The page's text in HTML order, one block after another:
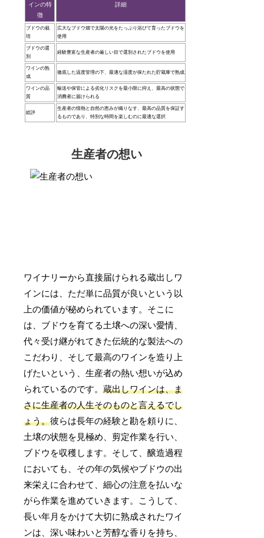
インの特
徴
詳細
ブドウの栽
培
広大なブドウ畑で太陽の光をたっぷり浴びて育ったブドウを
使用
ブドウの選
別
経験豊富な生産者の厳しい目で選別されたブドウを使用
ワインの熟
成
徹底した温度管理の下、最適な湿度が保たれた貯蔵庫で熟成
ワインの品
質
輸送や保管による劣化リスクを最小限に抑え、最高の状態で
消費者に届けられる
総評
生産者の情熱と自然の恵みが織りなす、最高の品質を保証す
るものであり、特別な時間を楽しむのに最適な選択
生産者の想い
ワイナリーから直接届けられる蔵出しワ
インには、ただ単に品質が良いという以
上の価値が秘められています。そこに
は、ブドウを育てる土壌への深い愛情、
代々受け継がれてきた伝統的な製法への
こだわり、そして最高のワインを造り上
げたいという、生産者の熱い想いが込め
られているのです。蔵出しワインは、ま
さに生産者の人生そのものと言えるでし
ょう。彼らは長年の経験と勘を頼りに、
土壌の状態を見極め、剪定作業を行い、
ブドウを収穫します。そして、醸造過程
においても、その年の気候やブドウの出
来栄えに合わせて、細心の注意を払いな
がら作業を進めていきます。こうして、
長い年月をかけて大切に熟成されたワイ
ンは、深い味わいと芳醇な香りを持ち、